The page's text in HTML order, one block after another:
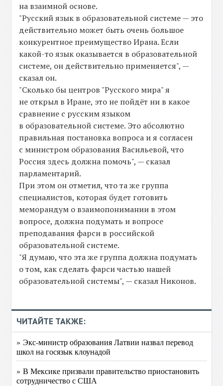
на взаимной основе.
"Русский язык в образовательной системе — это
действительно может быть очень большое
конкурентное преимущество Ирана. Если
какой-то язык оказывается в образовательной
системе, он действительно применяется", —
сказал он.
"Сколько бы центров "Русского мира" я
не открыл в Иране, это не пойдёт ни в какое
сравнение с русским языком
в образовательной системе. Это абсолютно
правильная постановка вопроса и я согласен
с министром образования Васильевой, что
Россия здесь должна помочь", — сказал
парламентарий.
При этом он отметил, что та же группа
специалистов, которая будет готовить
меморандум о взаимопонимании в этом
вопросе, должна подумать и вопросе
преподавания фарси в российской
образовательной системе.
"Я думаю, что эта же группа должна подумать
о том, как сделать фарси частью нашей
образовательной системы", — сказал Никонов.
ЧИТАЙТЕ ТАКЖЕ:
» Экс-министр образования Латвии назвал перевод
школ на госязык клоунадой
» В Мексике призвали правительство приостановить
сотрудничество с США